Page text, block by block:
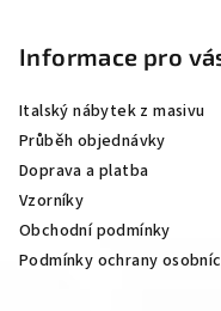
Informace pro
Italský nábytek z masivu
Průběh objednávky
Doprava a platba
Vzorníky
Obchodní podmínky
Podmínky ochrany